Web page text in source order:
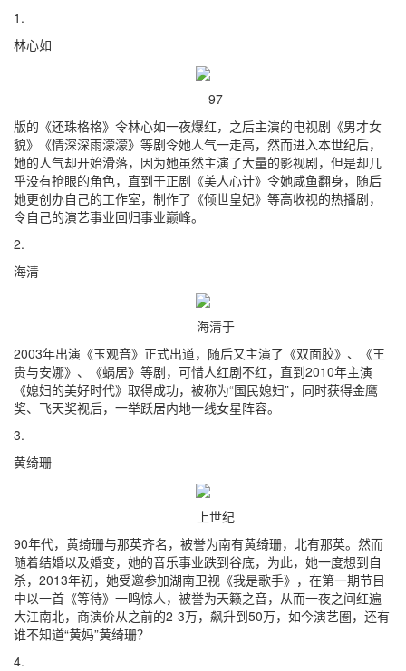
1.
林心如
97
版的《还珠格格》令林心如一夜爆红，之后主演的电视剧《男才女
貌》《情深深雨濛濛》等剧令她人气一走高，然而进入本世纪后，
她的人气却开始滑落，因为她虽然主演了大量的影视剧，但是却几
乎没有抢眼的角色，直到于正剧《美人心计》令她咸鱼翻身，随后
她更创办自己的工作室，制作了《倾世皇妃》等高收视的热播剧，
令自己的演艺事业回归事业巅峰。
2.
海清
海清于
2003年出演《玉观音》正式出道，随后又主演了《双面胶》、《王
贵与安娜》、《蜗居》等剧，可惜人红剧不红，直到2010年主演
《媳妇的美好时代》取得成功，被称为“国民媳妇”，同时获得金鹰
奖、飞天奖视后，一举跃居内地一线女星阵容。
3.
黄绮珊
上世纪
90年代，黄绮珊与那英齐名，被誉为南有黄绮珊，北有那英。然而
随着结婚以及婚变，她的音乐事业跌到谷底，为此，她一度想到自
杀，2013年初，她受邀参加湖南卫视《我是歌手》，在第一期节目
中以一首《等待》一鸣惊人，被誉为天籁之音，从而一夜之间红遍
大江南北，商演价从之前的2-3万，飙升到50万，如今演艺圈，还有
谁不知道“黄妈”黄绮珊？
4.